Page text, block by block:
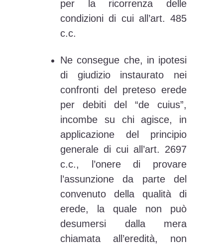
per la ricorrenza delle
condizioni di cui all’art. 485
c.c.
Ne consegue che, in ipotesi
di giudizio instaurato nei
confronti del preteso erede
per debiti del “de cuius”,
incombe su chi agisce, in
applicazione del principio
generale di cui all’art. 2697
c.c., l’onere di provare
l’assunzione da parte del
convenuto della qualità di
erede, la quale non può
desumersi dalla mera
chiamata all’eredità, non